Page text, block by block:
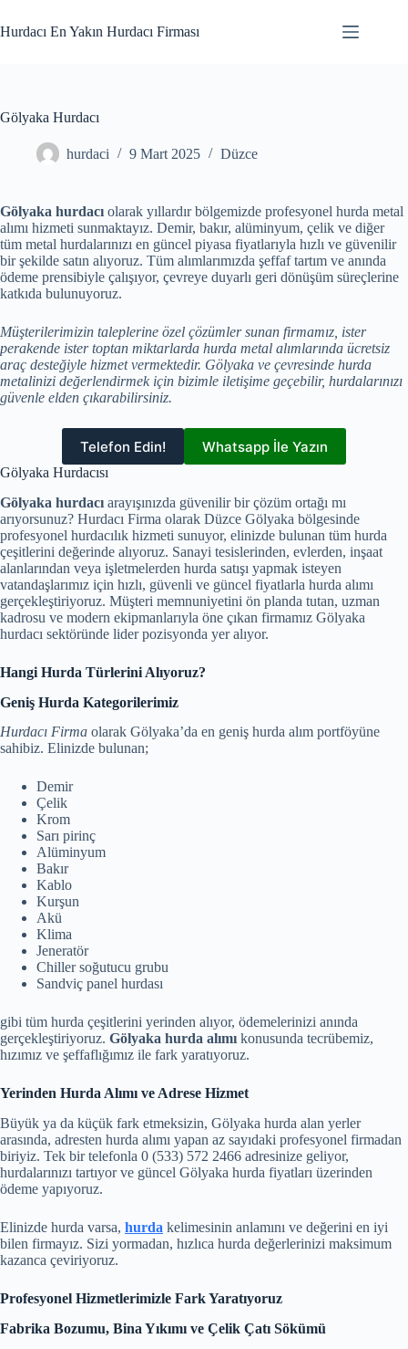
to
content
Hurdacı En Yakın Hurdacı Firması
Gölyaka Hurdacı
hurdaci 9 Mart 2025 Düzce
Gölyaka hurdacı olarak yıllardır bölgemizde profesyonel hurda metal
alımı hizmeti sunmaktayız. Demir, bakır, alüminyum, çelik ve diğer
tüm metal hurdalarınızı en güncel piyasa fiyatlarıyla hızlı ve güvenilir
bir şekilde satın alıyoruz. Tüm alımlarımızda şeffaf tartım ve anında
ödeme prensibiyle çalışıyor, çevreye duyarlı geri dönüşüm süreçlerine
katkıda bulunuyoruz.
Müşterilerimizin taleplerine özel çözümler sunan firmamız, ister
perakende ister toptan miktarlarda hurda metal alımlarında ücretsiz
araç desteğiyle hizmet vermektedir. Gölyaka ve çevresinde hurda
metalinizi değerlendirmek için bizimle iletişime geçebilir, hurdalarınızı
güvenle elden çıkarabilirsiniz.
Telefon Edin! Whatsapp İle Yazın
Gölyaka Hurdacısı
Gölyaka hurdacı arayışınızda güvenilir bir çözüm ortağı mı
arıyorsunuz? Hurdacı Firma olarak Düzce Gölyaka bölgesinde
profesyonel hurdacılık hizmeti sunuyor, elinizde bulunan tüm hurda
çeşitlerini değerinde alıyoruz. Sanayi tesislerinden, evlerden, inşaat
alanlarından veya işletmelerden hurda satışı yapmak isteyen
vatandaşlarımız için hızlı, güvenli ve güncel fiyatlarla hurda alımı
gerçekleştiriyoruz. Müşteri memnuniyetini ön planda tutan, uzman
kadrosu ve modern ekipmanlarıyla öne çıkan firmamız Gölyaka
hurdacı sektöründe lider pozisyonda yer alıyor.
Hangi Hurda Türlerini Alıyoruz?
Geniş Hurda Kategorilerimiz
Hurdacı Firma olarak Gölyaka’da en geniş hurda alım portföyüne
sahibiz. Elinizde bulunan;
Demir
Çelik
Krom
Sarı pirinç
Alüminyum
Bakır
Kablo
Kurşun
Akü
Klima
Jeneratör
Chiller soğutucu grubu
Sandviç panel hurdası
gibi tüm hurda çeşitlerini yerinden alıyor, ödemelerinizi anında
gerçekleştiriyoruz. Gölyaka hurda alımı konusunda tecrübemiz,
hızımız ve şeffaflığımız ile fark yaratıyoruz.
Yerinden Hurda Alımı ve Adrese Hizmet
Büyük ya da küçük fark etmeksizin, Gölyaka hurda alan yerler
arasında, adresten hurda alımı yapan az sayıdaki profesyonel firmadan
biriyiz. Tek bir telefonla 0 (533) 572 2466 adresinize geliyor,
hurdalarınızı tartıyor ve güncel Gölyaka hurda fiyatları üzerinden
ödeme yapıyoruz.
Elinizde hurda varsa, hurda kelimesinin anlamını ve değerini en iyi
bilen firmayız. Sizi yormadan, hızlıca hurda değerlerinizi maksimum
kazanca çeviriyoruz.
Profesyonel Hizmetlerimizle Fark Yaratıyoruz
Fabrika Bozumu, Bina Yıkımı ve Çelik Çatı Sökümü